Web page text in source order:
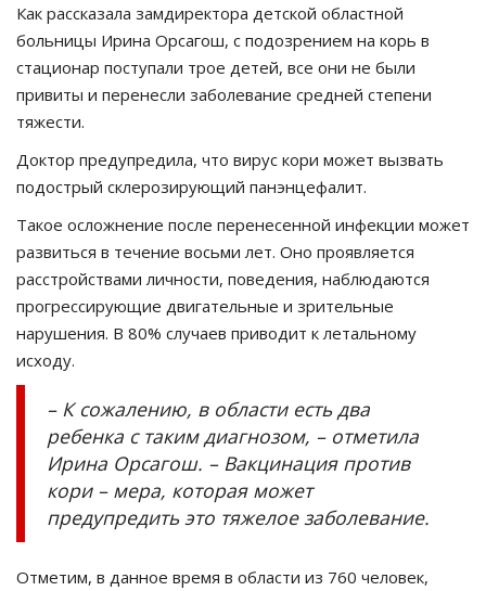
Как рассказала замдиректора детской областной
больницы Ирина Орсагош, с подозрением на корь в
стационар поступали трое детей, все они не были
привиты и перенесли заболевание средней степени
тяжести.
Доктор предупредила, что вирус кори может вызвать
подострый склерозирующий панэнцефалит.
Такое осложнение после перенесенной инфекции может
развиться в течение восьми лет. Оно проявляется
расстройствами личности, поведения, наблюдаются
прогрессирующие двигательные и зрительные
нарушения. В 80% случаев приводит к летальному
исходу.
– К сожалению, в области есть два
ребенка с таким диагнозом, – отметила
Ирина Орсагош. – Вакцинация против
кори – мера, которая может
предупредить это тяжелое заболевание.
Отметим, в данное время в области из 760 человек,